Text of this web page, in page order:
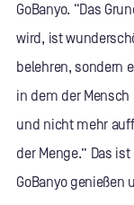
GoBanyo. “Das
wird, ist
belehren, sondern
in dem der
und nicht mehr
der Menge.” Das
GoBanyo genießen